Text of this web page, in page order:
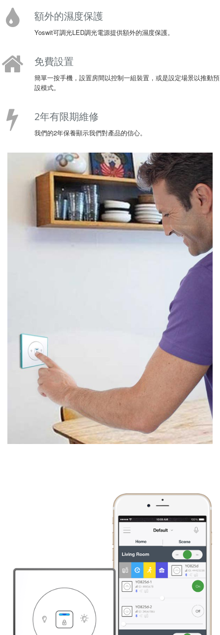
額外的濕度保護
Yoswit可調光LED調光電源提供額外的濕度保護。
免費設置
簡單一按手機，設置房間以控制一組裝置，或是設定場景以推動預
設模式。
2年有限期維修
我們的2年保養顯示我們對產品的信心。